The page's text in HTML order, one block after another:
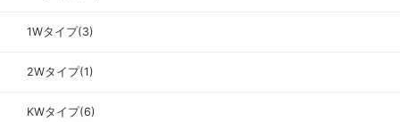
1Wタイプ(3)
2Wタイプ(1)
KWタイプ(6)